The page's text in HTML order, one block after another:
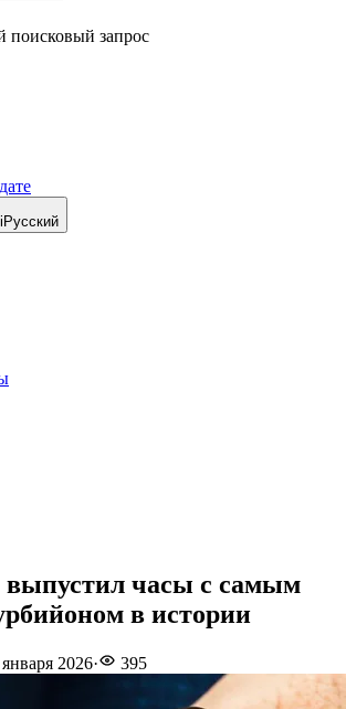
поисковый запрос
Русский
выпустил часы с самым
в истории
2026· 395